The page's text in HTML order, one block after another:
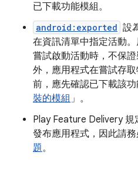
已下載功能模組。
android:exported 設
在資訊清單中指定活動
嘗試啟動活動時，不保
外，應用程式在嘗試存
前，應先確認已下載該功
裝的模組」。
Play Feature Delivery
發布應用程式，因此請
題。